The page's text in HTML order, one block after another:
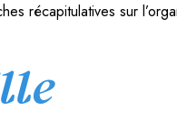
récapitulatives sur